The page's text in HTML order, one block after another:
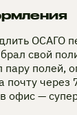
ОСАГО
свой
пару полей,
почту через
офис —